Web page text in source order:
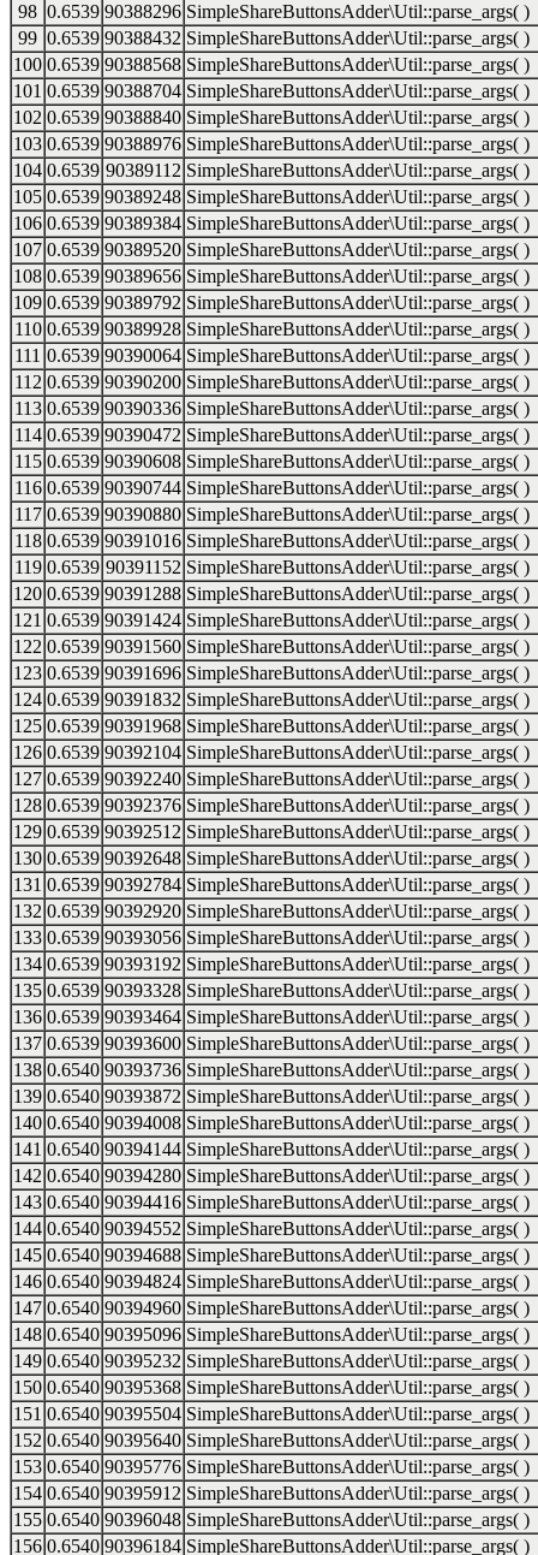
98 0.6539 90388296 SimpleShareButtonsAdder\Util::parse_args( )
99 0.6539 90388432 SimpleShareButtonsAdder\Util::parse_args( )
100 0.6539 90388568 SimpleShareButtonsAdder\Util::parse_args( )
101 0.6539 90388704 SimpleShareButtonsAdder\Util::parse_args( )
102 0.6539 90388840 SimpleShareButtonsAdder\Util::parse_args( )
103 0.6539 90388976 SimpleShareButtonsAdder\Util::parse_args( )
104 0.6539 90389112 SimpleShareButtonsAdder\Util::parse_args( )
105 0.6539 90389248 SimpleShareButtonsAdder\Util::parse_args( )
106 0.6539 90389384 SimpleShareButtonsAdder\Util::parse_args( )
107 0.6539 90389520 SimpleShareButtonsAdder\Util::parse_args( )
108 0.6539 90389656 SimpleShareButtonsAdder\Util::parse_args( )
109 0.6539 90389792 SimpleShareButtonsAdder\Util::parse_args( )
110 0.6539 90389928 SimpleShareButtonsAdder\Util::parse_args( )
111 0.6539 90390064 SimpleShareButtonsAdder\Util::parse_args( )
112 0.6539 90390200 SimpleShareButtonsAdder\Util::parse_args( )
113 0.6539 90390336 SimpleShareButtonsAdder\Util::parse_args( )
114 0.6539 90390472 SimpleShareButtonsAdder\Util::parse_args( )
115 0.6539 90390608 SimpleShareButtonsAdder\Util::parse_args( )
116 0.6539 90390744 SimpleShareButtonsAdder\Util::parse_args( )
117 0.6539 90390880 SimpleShareButtonsAdder\Util::parse_args( )
118 0.6539 90391016 SimpleShareButtonsAdder\Util::parse_args( )
119 0.6539 90391152 SimpleShareButtonsAdder\Util::parse_args( )
120 0.6539 90391288 SimpleShareButtonsAdder\Util::parse_args( )
121 0.6539 90391424 SimpleShareButtonsAdder\Util::parse_args( )
122 0.6539 90391560 SimpleShareButtonsAdder\Util::parse_args( )
123 0.6539 90391696 SimpleShareButtonsAdder\Util::parse_args( )
124 0.6539 90391832 SimpleShareButtonsAdder\Util::parse_args( )
125 0.6539 90391968 SimpleShareButtonsAdder\Util::parse_args( )
126 0.6539 90392104 SimpleShareButtonsAdder\Util::parse_args( )
127 0.6539 90392240 SimpleShareButtonsAdder\Util::parse_args( )
128 0.6539 90392376 SimpleShareButtonsAdder\Util::parse_args( )
129 0.6539 90392512 SimpleShareButtonsAdder\Util::parse_args( )
130 0.6539 90392648 SimpleShareButtonsAdder\Util::parse_args( )
131 0.6539 90392784 SimpleShareButtonsAdder\Util::parse_args( )
132 0.6539 90392920 SimpleShareButtonsAdder\Util::parse_args( )
133 0.6539 90393056 SimpleShareButtonsAdder\Util::parse_args( )
134 0.6539 90393192 SimpleShareButtonsAdder\Util::parse_args( )
135 0.6539 90393328 SimpleShareButtonsAdder\Util::parse_args( )
136 0.6539 90393464 SimpleShareButtonsAdder\Util::parse_args( )
137 0.6539 90393600 SimpleShareButtonsAdder\Util::parse_args( )
138 0.6540 90393736 SimpleShareButtonsAdder\Util::parse_args( )
139 0.6540 90393872 SimpleShareButtonsAdder\Util::parse_args( )
140 0.6540 90394008 SimpleShareButtonsAdder\Util::parse_args( )
141 0.6540 90394144 SimpleShareButtonsAdder\Util::parse_args( )
142 0.6540 90394280 SimpleShareButtonsAdder\Util::parse_args( )
143 0.6540 90394416 SimpleShareButtonsAdder\Util::parse_args( )
144 0.6540 90394552 SimpleShareButtonsAdder\Util::parse_args( )
145 0.6540 90394688 SimpleShareButtonsAdder\Util::parse_args( )
146 0.6540 90394824 SimpleShareButtonsAdder\Util::parse_args( )
147 0.6540 90394960 SimpleShareButtonsAdder\Util::parse_args( )
148 0.6540 90395096 SimpleShareButtonsAdder\Util::parse_args( )
149 0.6540 90395232 SimpleShareButtonsAdder\Util::parse_args( )
150 0.6540 90395368 SimpleShareButtonsAdder\Util::parse_args( )
151 0.6540 90395504 SimpleShareButtonsAdder\Util::parse_args( )
152 0.6540 90395640 SimpleShareButtonsAdder\Util::parse_args( )
153 0.6540 90395776 SimpleShareButtonsAdder\Util::parse_args( )
154 0.6540 90395912 SimpleShareButtonsAdder\Util::parse_args( )
155 0.6540 90396048 SimpleShareButtonsAdder\Util::parse_args( )
156 0.6540 90396184 SimpleShareButtonsAdder\Util::parse_args( )